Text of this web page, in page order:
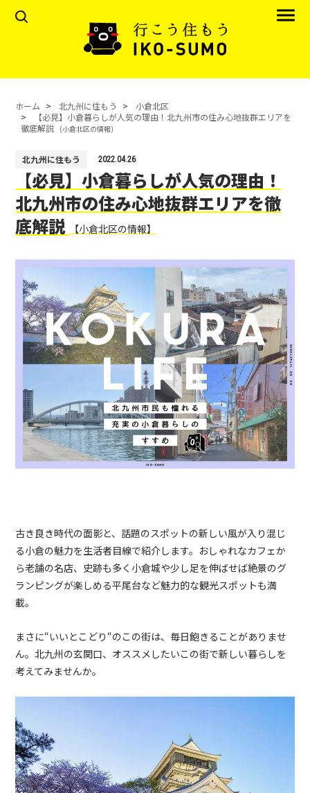
ホーム 北九州に住もう
小倉北区
【必見】小倉暮らしが人気の理由！北九州市の住み心地抜群エリアを
徹底解説 (小倉北区の情報)
北九州に住もう 2022.04.26
【必見】小倉暮らしが人気の理由！
北九州市の住み心地抜群エリアを徹
底解説
【小倉北区の情報】
古き良き時代の面影と、話題のスポットの新しい風が入り混じ
る小倉の魅力を生活者目線で紹介します。おしゃれなカフェか
ら老舗の名店、史跡も多く小倉城や少し足を伸ばせば絶景のグ
ランピングが楽しめる平尾台など魅力的な観光スポットも満
載。
まさに“いいとこどり “のこの街は、毎日飽きることがありませ
ん。北九州の玄関口、オススメしたいこの街で新しい暮らしを
考えてみませんか。